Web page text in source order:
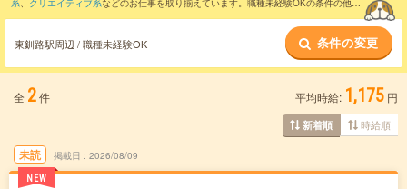
系、 クリエイティブ系などのお仕事を取り揃えています。職種未経験OKの条件の他
東釧路駅周辺 / 職種未経験OK 条件の変更
全 2件 平均時給: 1,175 円
新着順 時給順
未読
NEW
掲載日 2026/08/09